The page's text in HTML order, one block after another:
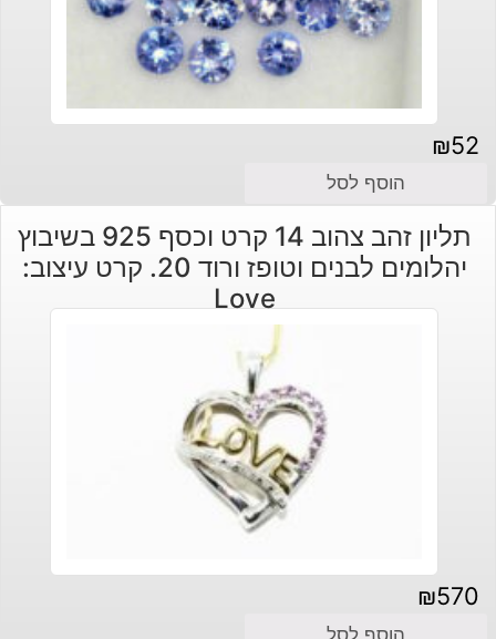
₪52
הוסף לסל
תליון זהב צהוב 14 קרט וכסף 925 בשיבוץ
יהלומים לבנים וטופז ורוד 20. קרט עיצוב:
Love
₪570
הוסף לסל